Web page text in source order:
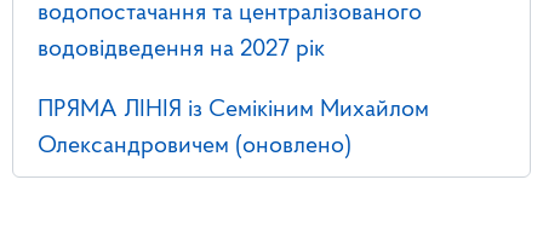
водопостачання та централізованого
водовідведення на 2027 рік
ПРЯМА ЛІНІЯ із Семікіним Михайлом
Олександровичем (оновлено)